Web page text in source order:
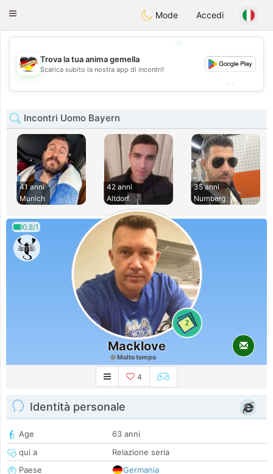
DeutschDating
Toggle
Mode Accedi
💖
💕
Trova la tua anima gemella
Scarica subito la nostra app di incontri!
Incontri Uomo Bayern
41 anni
Munich
42 anni
Altdorf
35 anni
Nurnberg
0.8/1
2
Macklove
Molto tempo
4
Identità personale
Age
63 anni
qui a
Relazione seria
Paese
Germania